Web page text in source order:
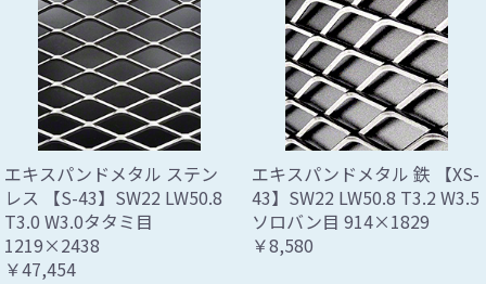
エキスパンドメタル ステン
レス 【S-43】SW22 LW50.8
T3.0 W3.0タタミ目
1219×2438
￥47,454
エキスパンドメタル 鉄 【XS-
43】SW22 LW50.8 T3.2 W3.5
ソロバン目 914×1829
￥8,580